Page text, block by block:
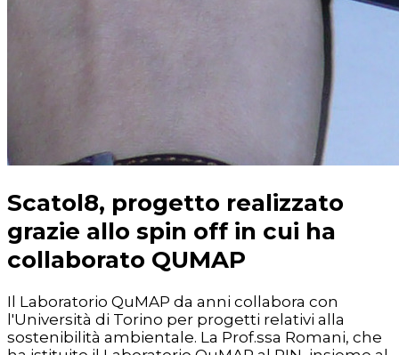
Scatol8, progetto realizzato
grazie allo spin off in cui ha
collaborato QUMAP
Il Laboratorio QuMAP da anni collabora con
l'Università di Torino per progetti relativi alla
sostenibilità ambientale. La Prof.ssa Romani, che